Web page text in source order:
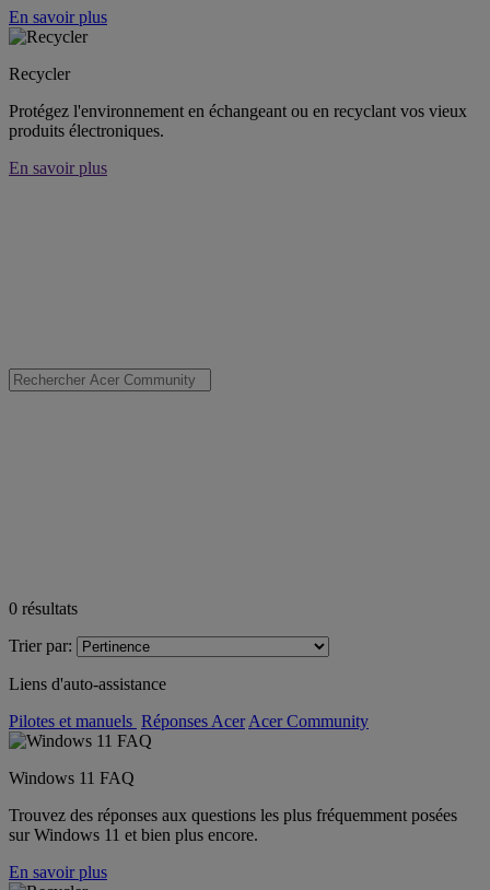
En savoir plus
Recycler
Protégez l'environnement en échangeant ou en recyclant vos vieux
produits électroniques.
En savoir plus
0 résultats
Trier par:
Liens d'auto-assistance
Pilotes et manuels Réponses Acer Acer Community
Windows 11 FAQ
Trouvez des réponses aux questions les plus fréquemment posées
sur Windows 11 et bien plus encore.
En savoir plus